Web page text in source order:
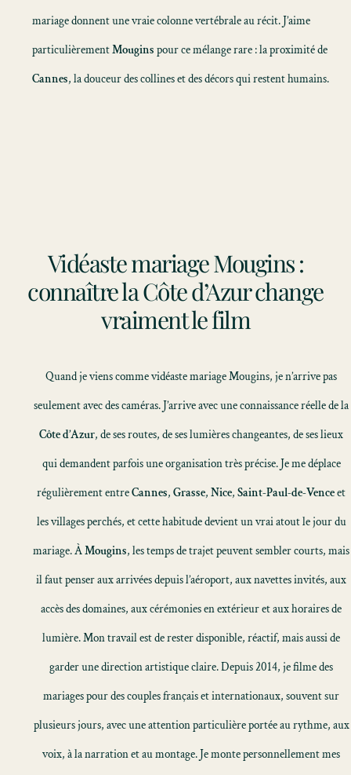
mariage donnent une vraie colonne vertébrale au récit. J’aime
particulièrementMougins pour ce mélange rare : la proximité de
Cannes, la douceur des collines et des décors qui restent humains.
Vidéaste mariage Mougins :
connaître la Côte d’Azur change
vraiment le film
Quand je viens comme vidéaste mariage Mougins, je n’arrive pas
seulement avec des caméras. J’arrive avec une connaissance réelle de la
Côte d’Azur, de ses routes, de ses lumières changeantes, de ses lieux
qui demandent parfois une organisation très précise. Je me déplace
régulièrement entreCannes, Grasse, Nice, Saint-Paul-de-Venceet
les villages perchés, et cette habitude devient un vrai atout le jour du
mariage. ÀMougins, les temps de trajet peuvent sembler courts, mais
il faut penser aux arrivées depuis l’aéroport, aux navettes invités, aux
accès des domaines, aux cérémonies en extérieur et aux horaires de
lumière. Mon travail est de rester disponible, réactif, mais aussi de
garder une direction artistique claire. Depuis 2014, je filme des
mariages pour des couples français et internationaux, souvent sur
plusieurs jours, avec une attention particulière portée au rythme, aux
voix, à la narration et au montage. Je monte personnellement mes